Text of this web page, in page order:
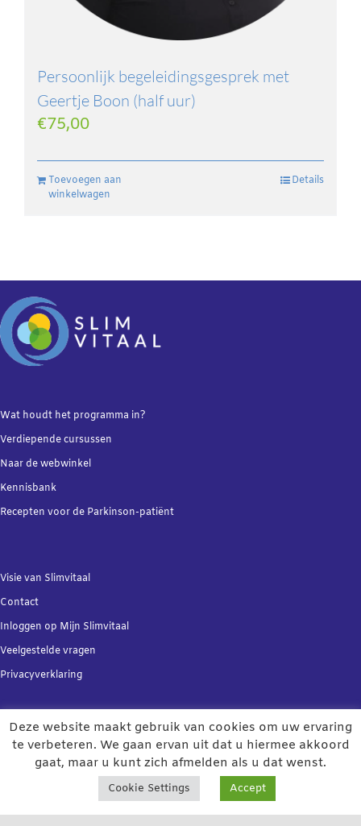
Persoonlijk begeleidingsgesprek met
Geertje Boon (half uur)
€75,00
Toevoegen aan
winkelwagen
Details
Wat houdt het programma in?
Verdiependecursussen
Naar de webwinkel
Kennisbank
Recepten voor de Parkinson-patiënt
Visie van Slimvitaal
Contact
Inloggen op Mijn Slimvitaal
Veelgestelde vragen
Privacyverklaring
Copyright 2021 | Het online
Grip op Parkinson
programma is ontwikkeld door Slimvitaal BV
Deze website maakt gebruik van cookies om uw ervaring
te verbeteren. We gaan ervan uit dat u hiermee akkoord
gaat, maar u kunt zich afmelden als u dat wenst.
Cookie Settings Accept